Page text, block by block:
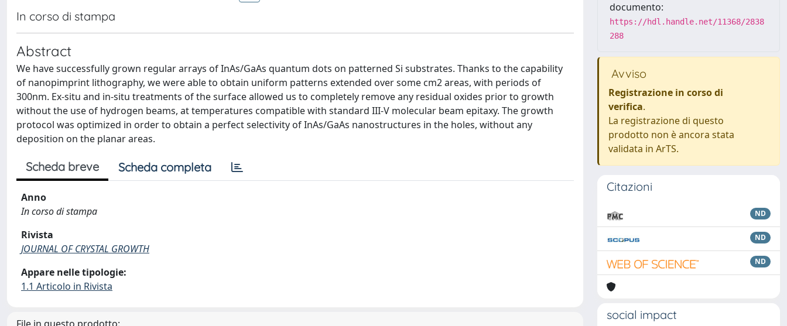
In corso di stampa
Abstract
We have successfully grown regular arrays of InAs/GaAs quantum dots on patterned Si substrates. Thanks to the capability
of nanopimprint lithography, we were able to obtain uniform patterns extended over some cm2 areas, with periods of
300nm. Ex-situ and in-situ treatments of the surface allowed us to completely remove any residual oxides prior to growth
without the use of hydrogen beams, at temperatures compatible with standard III-V molecular beam epitaxy. The growth
protocol was optimized in order to obtain a perfect selectivity of InAs/GaAs nanostructures in the holes, without any
deposition on the planar areas.
Scheda breve Scheda completa
Anno
In corso di stampa
Rivista
JOURNAL OF CRYSTAL GROWTH
Appare nelle tipologie:
1.1 Articolo in Rivista
documento:
https://hdl.handle.net/11368/2838
288
Avviso
Registrazione in corso di
verifica.
La registrazione di questo
prodotto non è ancora stata
validata in ArTS.
Citazioni
ND
ND
ND
social impact